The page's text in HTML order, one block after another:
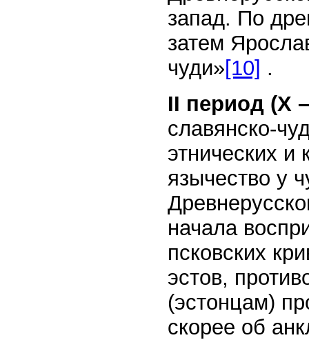
запад. По
затем
чуди»[10] .
II период (Х
славянско-
этнических и
язычество у
начала
псковских
эстов,
(эстонцам)
скорее об